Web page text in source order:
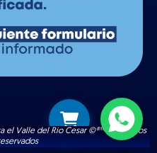
el Valle del Río Cesar ©®™ | Todos los